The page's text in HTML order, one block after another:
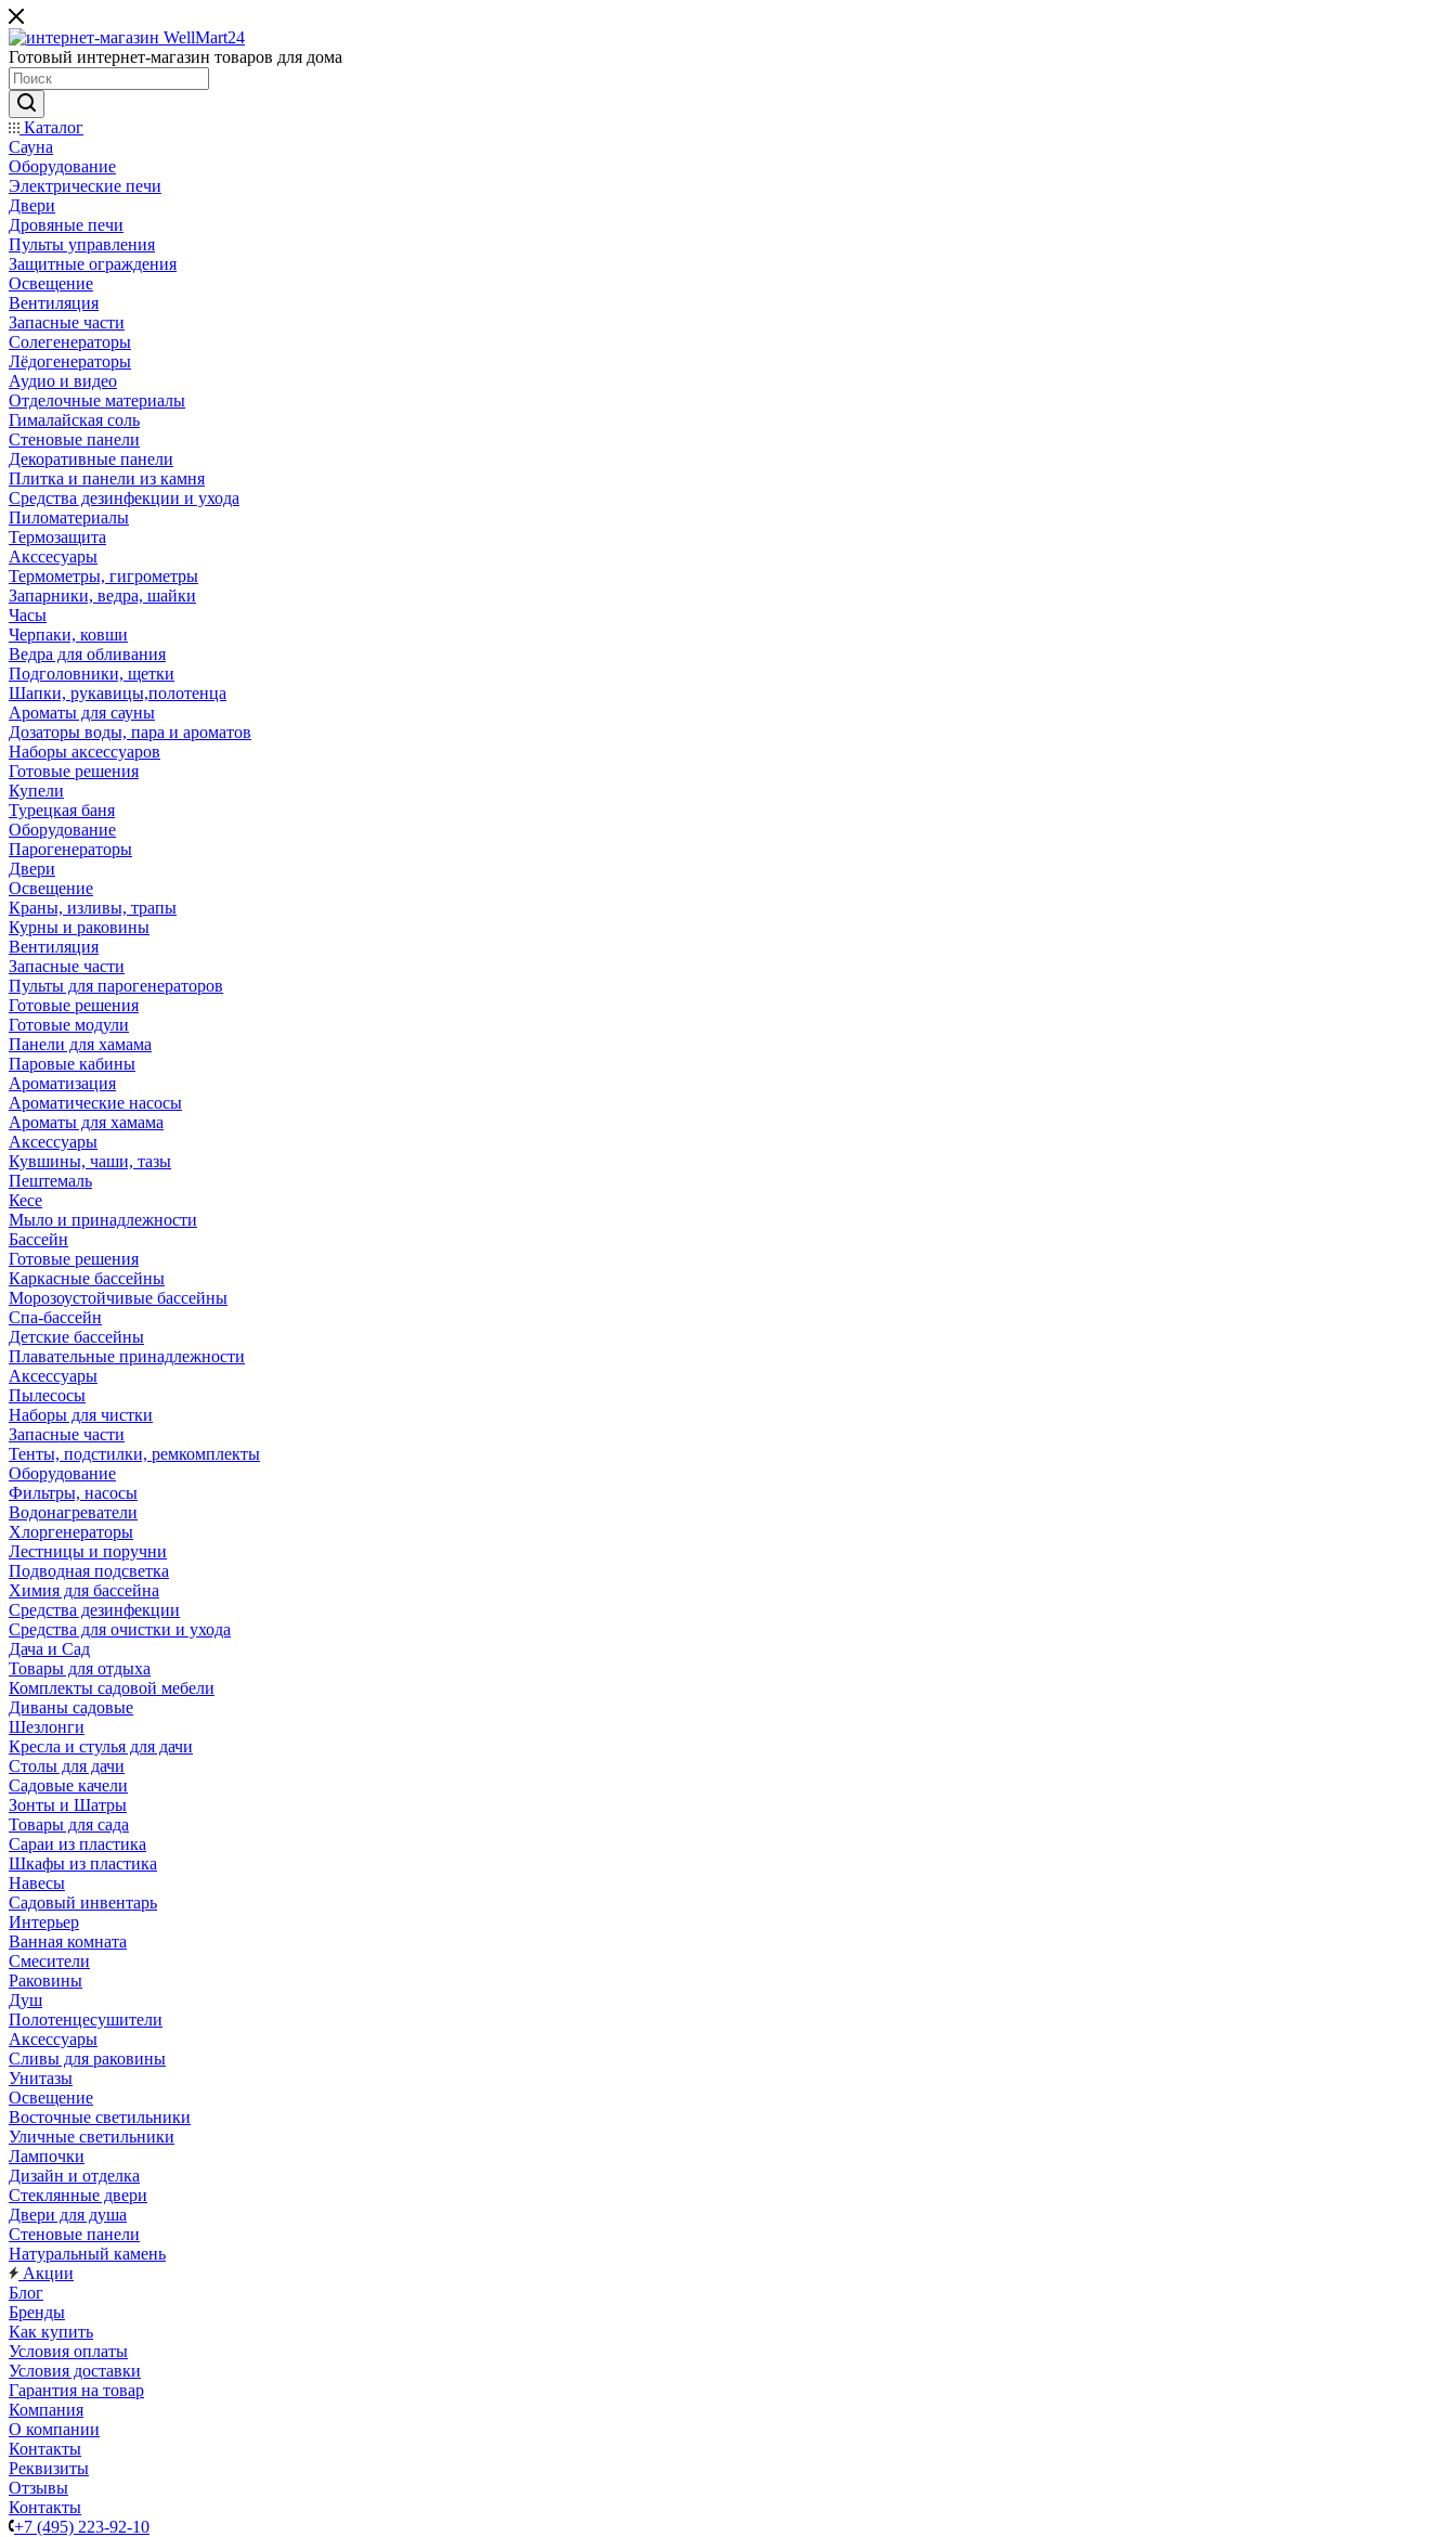
Готовый интернет-магазин товаров для дома
Каталог
Сауна
Оборудование
Электрические печи
Двери
Дровяные печи
Пульты управления
Защитные ограждения
Освещение
Вентиляция
Запасные части
Солегенераторы
Лёдогенераторы
Аудио и видео
Отделочные материалы
Гималайская соль
Стеновые панели
Декоративные панели
Плитка и панели из камня
Средства дезинфекции и ухода
Пиломатериалы
Термозащита
Аксcесуары
Термометры, гигрометры
Запарники, ведра, шайки
Часы
Черпаки, ковши
Ведра для обливания
Подголовники, щетки
Шапки, рукавицы,полотенца
Ароматы для сауны
Дозаторы воды, пара и ароматов
Наборы аксессуаров
Готовые решения
Купели
Турецкая баня
Оборудование
Парогенераторы
Двери
Освещение
Краны, изливы, трапы
Курны и раковины
Вентиляция
Запасные части
Пульты для парогенераторов
Готовые решения
Готовые модули
Панели для хамама
Паровые кабины
Ароматизация
Ароматические насосы
Ароматы для хамама
Аксессуары
Кувшины, чаши, тазы
Пештемаль
Кесе
Мыло и принадлежности
Бассейн
Готовые решения
Каркасные бассейны
Морозоустойчивые бассейны
Спа-бассейн
Детские бассейны
Плавательные принадлежности
Аксессуары
Пылесосы
Наборы для чистки
Запасные части
Тенты, подстилки, ремкомплекты
Оборудование
Фильтры, насосы
Водонагреватели
Хлоргенераторы
Лестницы и поручни
Подводная подсветка
Химия для бассейна
Средства дезинфекции
Средства для очистки и ухода
Дача и Сад
Товары для отдыха
Комплекты садовой мебели
Диваны садовые
Шезлонги
Кресла и стулья для дачи
Столы для дачи
Садовые качели
Зонты и Шатры
Товары для сада
Сараи из пластика
Шкафы из пластика
Навесы
Садовый инвентарь
Интерьер
Ванная комната
Смесители
Раковины
Душ
Полотенцесушители
Аксессуары
Сливы для раковины
Унитазы
Освещение
Восточные светильники
Уличные светильники
Лампочки
Дизайн и отделка
Стеклянные двери
Двери для душа
Стеновые панели
Натуральный камень
Акции
Блог
Бренды
Как купить
Условия оплаты
Условия доставки
Гарантия на товар
Компания
О компании
Контакты
Реквизиты
Отзывы
Контакты
+7 (495) 223-92-10